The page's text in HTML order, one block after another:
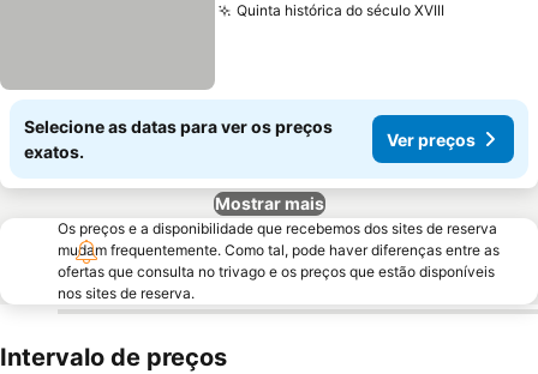
Quinta histórica do século XVIII
Selecione as datas para ver os preços
exatos.
Ver preços
Mostrar mais
Os preços e a disponibilidade que recebemos dos sites de reserva
mudam frequentemente. Como tal, pode haver diferenças entre as
ofertas que consulta no trivago e os preços que estão disponíveis
nos sites de reserva.
Intervalo de preços